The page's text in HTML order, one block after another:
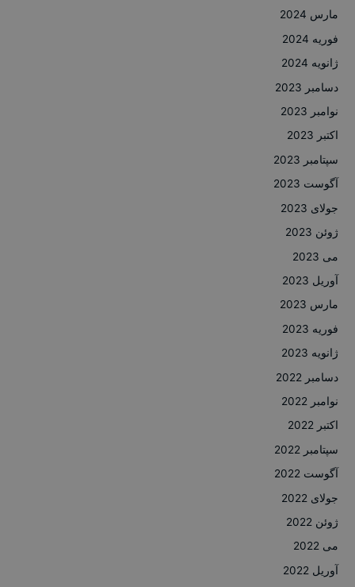
مارس 2024
فوریه 2024
ژانویه 2024
دسامبر 2023
نوامبر 2023
اکتبر 2023
سپتامبر 2023
آگوست 2023
جولای 2023
ژوئن 2023
می 2023
آوریل 2023
مارس 2023
فوریه 2023
ژانویه 2023
دسامبر 2022
نوامبر 2022
اکتبر 2022
سپتامبر 2022
آگوست 2022
جولای 2022
ژوئن 2022
می 2022
آوریل 2022